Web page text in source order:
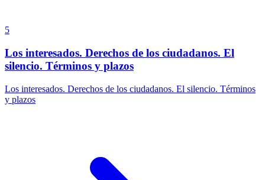
5
Los interesados. Derechos de los ciudadanos. El
silencio. Términos y plazos
Los interesados. Derechos de los ciudadanos. El silencio. Términos
y plazos